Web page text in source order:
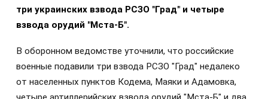
три украинских взвода РСЗО "Град" и четыре
взвода орудий "Мста-Б".
В оборонном ведомстве уточнили, что российские
военные подавили три взвода РСЗО "Град" недалеко
от населенных пунктов Кодема, Маяки и Адамовка,